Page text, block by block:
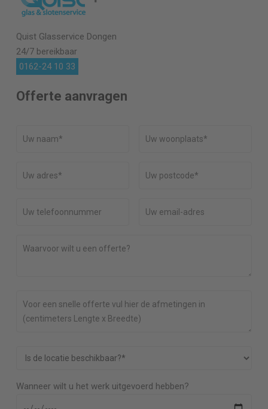
Quist Glasservice Dongen
24/7 bereikbaar
0162-24 10 33
Offerte aanvragen
Wanneer wilt u het werk uitgevoerd hebben?